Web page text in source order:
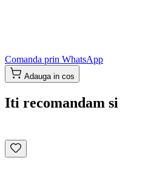
Comanda prin WhatsApp
Adauga in cos
Iti recomandam si